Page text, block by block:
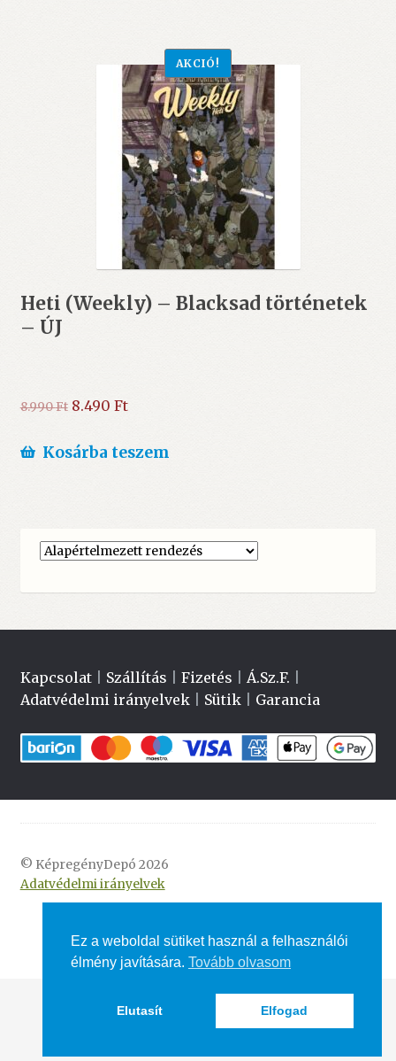
Heti (Weekly) – Blacksad történetek
– ÚJ
AKCIÓ!
8.990Ft Original
was:
8.490 FtCurrent
is:
Kosárba teszem
Kapcsolat| Szállítás Fizetés Á.Sz.F.
Adatvédelmi irányelvek| Sütik| Garancia
© KépregényDepó 2026
Adatvédelmi irányelvek
Ez a weboldal sütiket használ a felhasználói
élmény javítására. Tovább olvasom
Elutasít Elfogad